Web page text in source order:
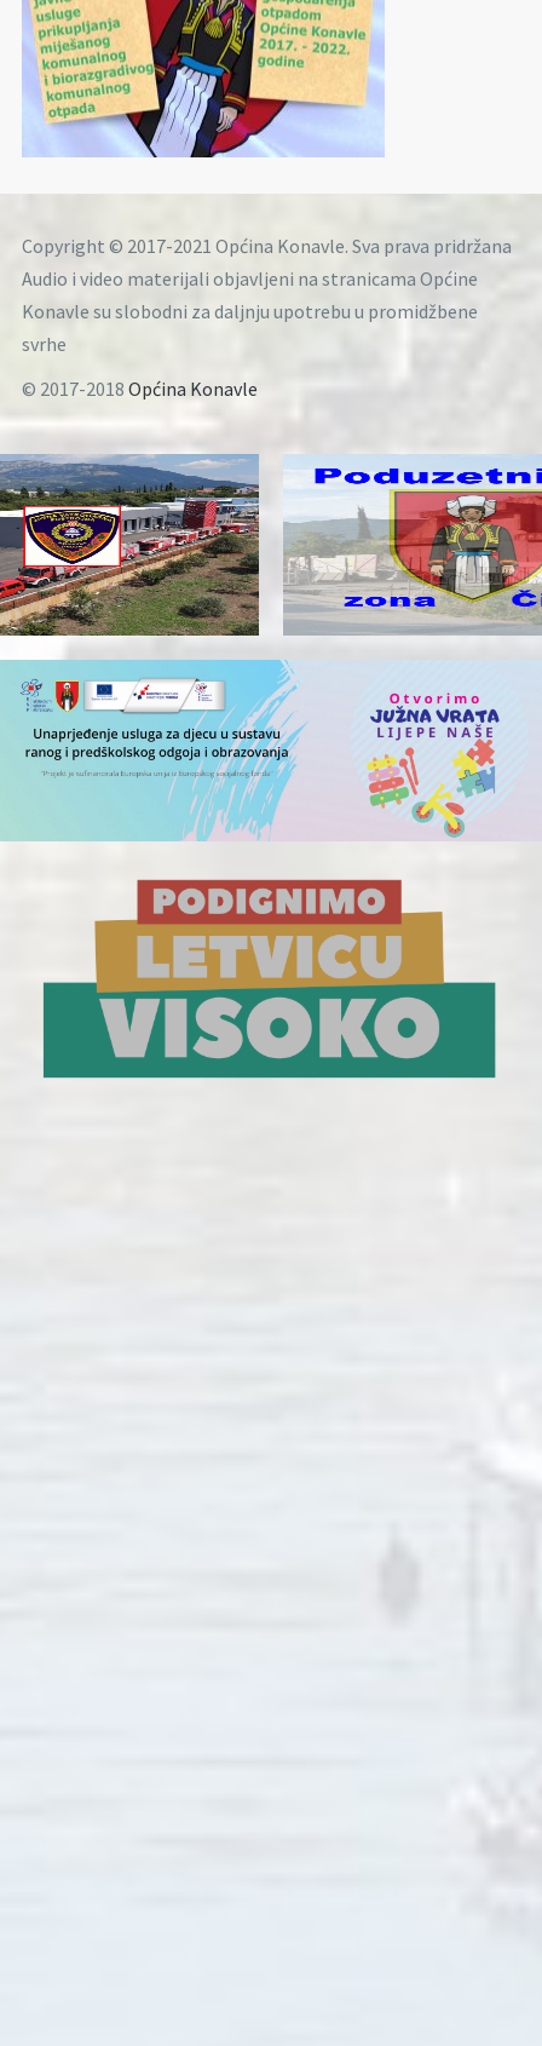
Copyright © 2017-2021 Općina Konavle. Sva prava pridržana
Audio i video materijali objavljeni na stranicama Općine
Konavle su slobodni za daljnju upotrebu u promidžbene
svrhe
© 2017-2018 Općina Konavle